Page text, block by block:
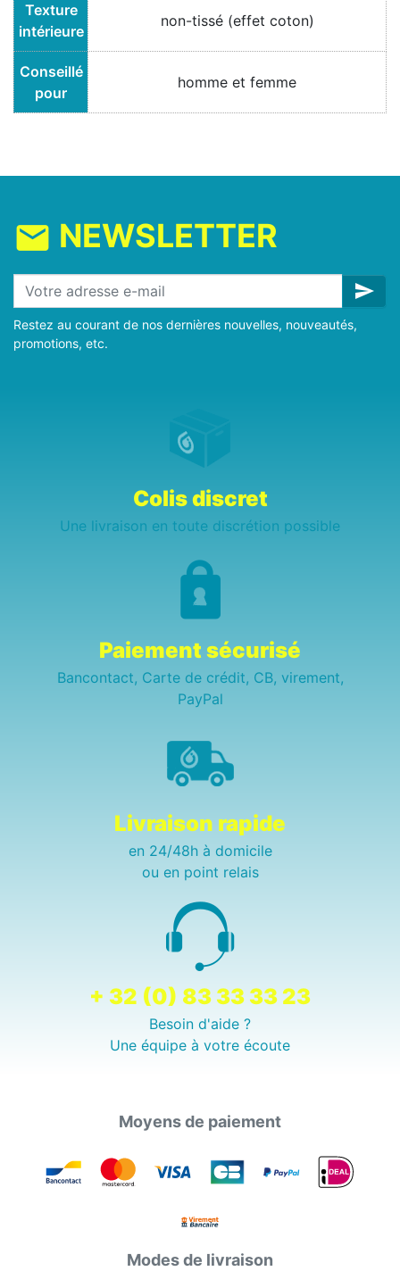
Texture
intérieure
non-tissé (effet coton)
Conseillé
pour
homme et femme
mail NEWSLETTER
send
Restez au courant de nos dernières nouvelles, nouveautés,
promotions, etc.
Colis discret
Une livraison en toute discrétion possible
Paiement sécurisé
Bancontact, Carte de crédit, CB, virement,
PayPal
Livraison rapide
en 24/48h à domicile
ou en point relais
+ 32 (0) 83 33 33 23
Besoin d'aide ?
Une équipe à votre écoute
Moyens de paiement
Modes de livraison